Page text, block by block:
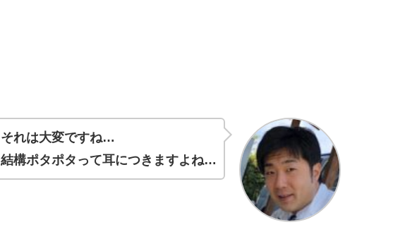
それは大変ですね…
結構ポタポタって耳につきますよね…